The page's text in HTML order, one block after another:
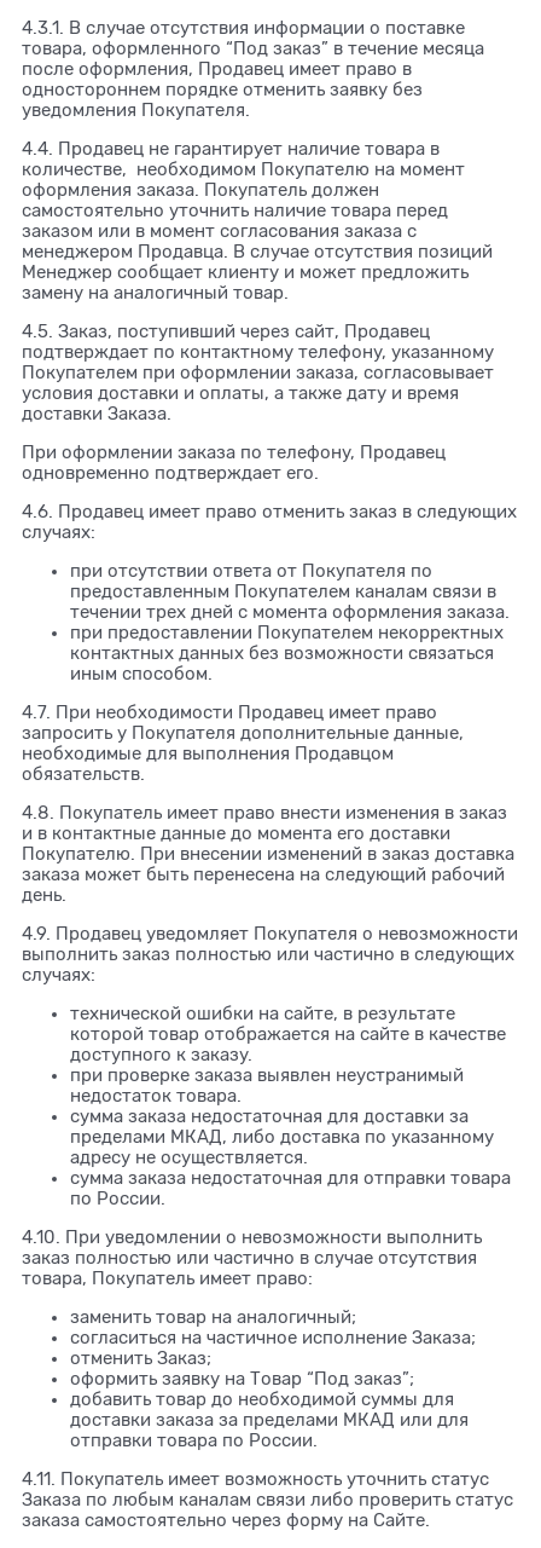
4.3.1. В случае отсутствия информации о поставке
товара, оформленного “Под заказ” в течение месяца
после оформления, Продавец имеет право в
одностороннем порядке отменить заявку без
уведомления Покупателя.
4.4. Продавец не гарантирует наличие товара в
количестве, необходимом Покупателю на момент
оформления заказа. Покупатель должен
самостоятельно уточнить наличие товара перед
заказом или в момент согласования заказа с
менеджером Продавца. В случае отсутствия позиций
Менеджер сообщает клиенту и может предложить
замену на аналогичный товар.
4.5. Заказ, поступивший через сайт, Продавец
подтверждает по контактному телефону, указанному
Покупателем при оформлении заказа, согласовывает
условия доставки и оплаты, а также дату и время
доставки Заказа.
При оформлении заказа по телефону, Продавец
одновременно подтверждает его.
4.6. Продавец имеет право отменить заказ в следующих
случаях:
при отсутствии ответа от Покупателя по
предоставленным Покупателем каналам связи в
течении трех дней с момента оформления заказа.
при предоставлении Покупателем некорректных
контактных данных без возможности связаться
иным способом.
4.7. При необходимости Продавец имеет право
запросить у Покупателя дополнительные данные,
необходимые для выполнения Продавцом
обязательств.
4.8. Покупатель имеет право внести изменения в заказ
и в контактные данные до момента его доставки
Покупателю. При внесении изменений в заказ доставка
заказа может быть перенесена на следующий рабочий
день.
4.9. Продавец уведомляет Покупателя о невозможности
выполнить заказ полностью или частично в следующих
случаях:
технической ошибки на сайте, в результате
которой товар отображается на сайте в качестве
доступного к заказу.
при проверке заказа выявлен неустранимый
недостаток товара.
сумма заказа недостаточная для доставки за
пределами МКАД, либо доставка по указанному
адресу не осуществляется.
сумма заказа недостаточная для отправки товара
по России.
4.10. При уведомлении о невозможности выполнить
заказ полностью или частично в случае отсутствия
товара, Покупатель имеет право:
заменить товар на аналогичный;
согласиться на частичное исполнение Заказа;
отменить Заказ;
оформить заявку на Товар “Под заказ”;
добавить товар до необходимой суммы для
доставки заказа за пределами МКАД или для
отправки товара по России.
4.11. Покупатель имеет возможность уточнить статус
Заказа по любым каналам связи либо проверить статус
заказа самостоятельно через форму на Сайте.